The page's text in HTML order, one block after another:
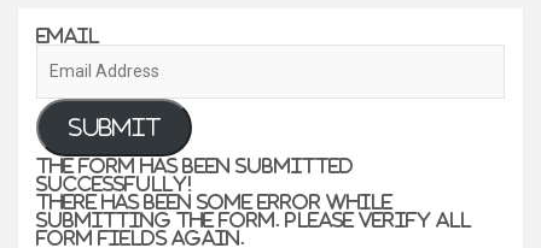
Email
Submit
The form has been submitted
successfully!
There has been some error while
submitting the form. Please verify all
form fields again.